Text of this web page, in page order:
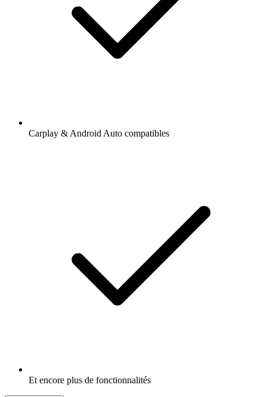
Carplay & Android Auto compatibles
Et encore plus de fonctionnalités